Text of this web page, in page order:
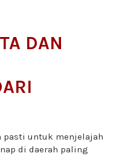
DAN
pasti untuk menjelajah
di daerah paling